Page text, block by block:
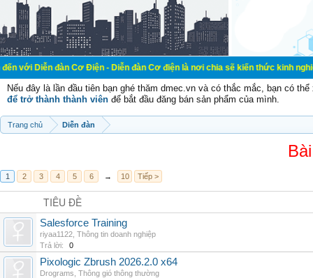
đàn Cơ Điện - Diễn đàn Cơ điện là nơi chia sẽ kiến thức kinh nghiệm
Nếu đây là lần đầu tiên bạn ghé thăm dmec.vn và có thắc mắc, bạn có
để trở thành thành viên để bắt đầu đăng bán sản phẩm của mình.
Trang chủ Diễn đàn
1 2 3 4 5 6 → 10 Tiếp >
TIÊU ĐỀ
Salesforce Training
riyaa1122 Thông tin doanh nghiệp
Trả lời:
0
Pixologic Zbrush 2026.2.0 x64
Drograms Thông gió thông thường